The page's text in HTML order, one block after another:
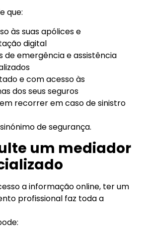
que:
às suas apólices e
digital
de emergência e assistência
e com acesso às
dos seus seguros
recorrer em caso de sinistro
de segurança.
um mediador
a informação online, ter um
profissional faz toda a